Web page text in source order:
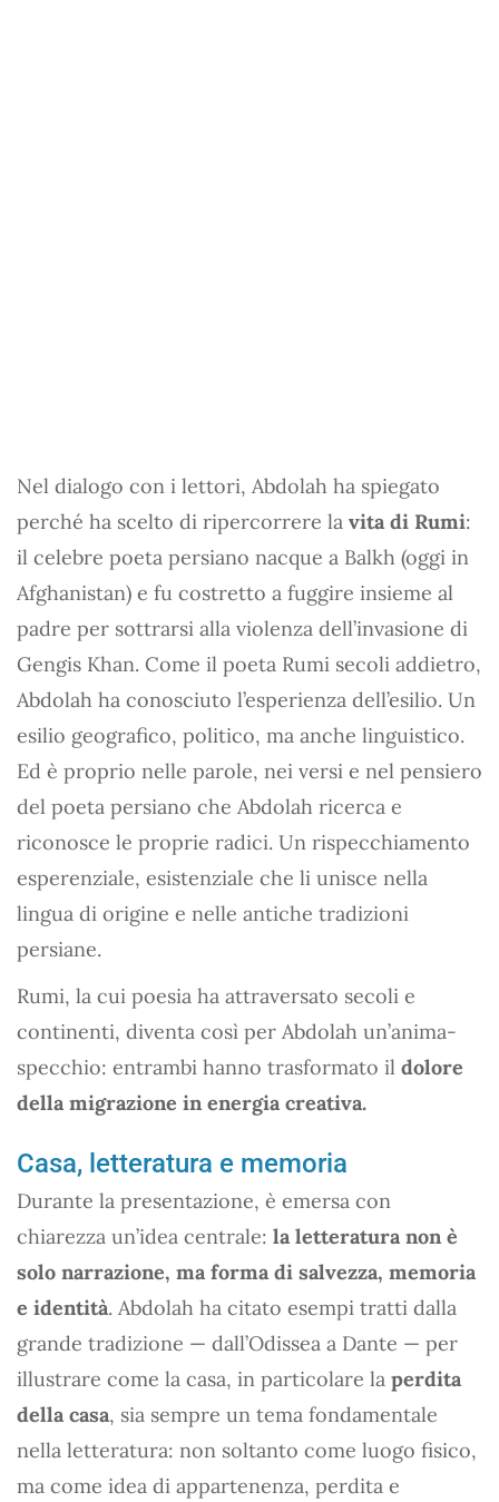
Nel dialogo con i lettori, Abdolah ha spiegato
perché ha scelto di ripercorrere la vita di Rumi:
il celebre poeta persiano nacque a Balkh (oggi in
Afghanistan) e fu costretto a fuggire insieme al
padre per sottrarsi alla violenza dell’invasione di
Gengis Khan. Come il poeta Rumi secoli addietro,
Abdolah ha conosciuto l’esperienza dell’esilio. Un
esilio geografico, politico, ma anche linguistico.
Ed è proprio nelle parole, nei versi e nel pensiero
del poeta persiano che Abdolah ricerca e
riconosce le proprie radici. Un rispecchiamento
esperenziale, esistenziale che li unisce nella
lingua di origine e nelle antiche tradizioni
persiane.
Rumi, la cui poesia ha attraversato secoli e
continenti, diventa così per Abdolah un’anima-
specchio: entrambi hanno trasformato il dolore
della migrazione in energia creativa.
Casa, letteratura e memoria
Durante la presentazione, è emersa con
chiarezza un’idea centrale: la letteratura non è
solo narrazione, ma forma di salvezza, memoria
e identità. Abdolah ha citato esempi tratti dalla
grande tradizione — dall’Odissea a Dante — per
illustrare come la casa, in particolare la perdita
della casa, sia sempre un tema fondamentale
nella letteratura: non soltanto come luogo fisico,
ma come idea di appartenenza, perdita e